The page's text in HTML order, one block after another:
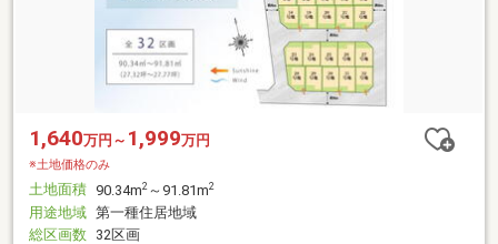
1,640万円～ 1,999万円
※土地価格のみ
土地面積 90.34m2 ～91.81m2
用途地域 第一種住居地域
総区画数 32区画